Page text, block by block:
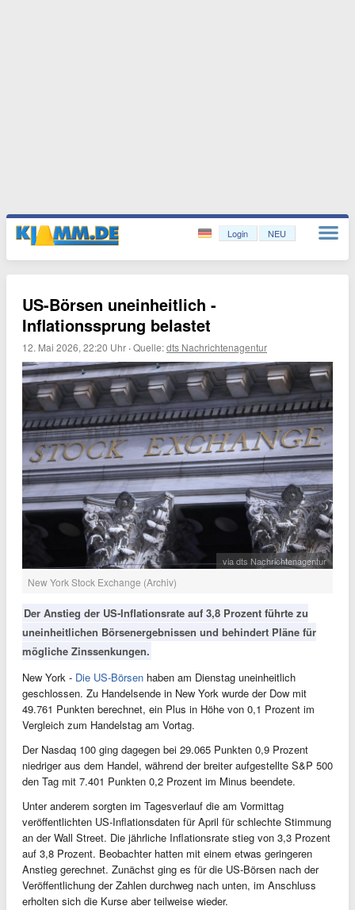
Login NEU
US-Börsen uneinheitlich -
Inflationssprung belastet
12. Mai 2026, 22:20 Uhr ·Quelle:dts Nachrichtenagentur
via dts Nachrichtenagentur
New York Stock Exchange (Archiv)
Der Anstieg der US-Inflationsrate auf 3,8 Prozent führte zu
uneinheitlichen Börsenergebnissen und behindert Pläne für
mögliche Zinssenkungen.
New York - Die US-Börsen haben am Dienstag uneinheitlich
geschlossen. Zu Handelsende in New York wurde der Dow mit
49.761 Punkten berechnet, ein Plus in Höhe von 0,1 Prozent im
Vergleich zum Handelstag am Vortag.
Der Nasdaq 100 ging dagegen bei 29.065 Punkten 0,9 Prozent
niedriger aus dem Handel, während der breiter aufgestellte S&P 500
den Tag mit 7.401 Punkten 0,2 Prozent im Minus beendete.
Unter anderem sorgten im Tagesverlauf die am Vormittag
veröffentlichten US-Inflationsdaten für April für schlechte Stimmung
an der Wall Street. Die jährliche Inflationsrate stieg von 3,3 Prozent
auf 3,8 Prozent. Beobachter hatten mit einem etwas geringeren
Anstieg gerechnet. Zunächst ging es für die US-Börsen nach der
Veröffentlichung der Zahlen durchweg nach unten, im Anschluss
erholten sich die Kurse aber teilweise wieder.